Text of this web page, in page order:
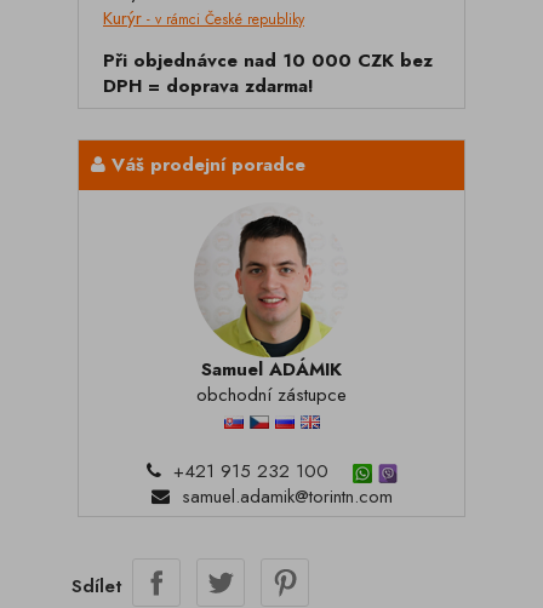
Kurýr - v rámci České republiky
Při objednávce nad 10 000 CZK bez
DPH = doprava zdarma!
Váš prodejní poradce
Samuel ADÁMIK
obchodní zástupce
+421 915 232 100
samuel.adamik@torintn.com
Sdílet